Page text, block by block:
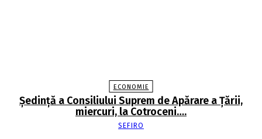
ECONOMIE
Şedinţă a Consiliului Suprem de Apărare a Ţării,
miercuri, la Cotroceni….
SEFIRO